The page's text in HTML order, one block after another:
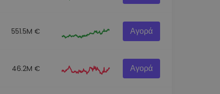
551.5M € Αγορά
46.2M € Αγορά